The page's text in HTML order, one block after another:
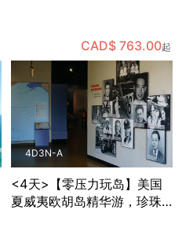
CAD$ 763.00起
4D3N-A
<4天>【零压力玩岛】美国
夏威夷欧胡岛精华游，珍珠